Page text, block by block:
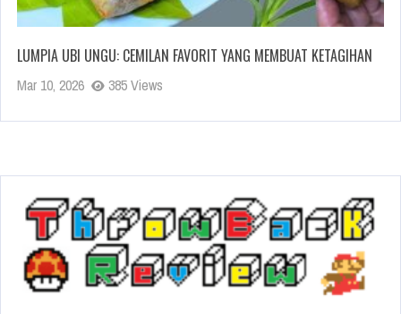
LUMPIA UBI UNGU: CEMILAN FAVORIT YANG MEMBUAT KETAGIHAN
Mar 10, 2026 385 Views